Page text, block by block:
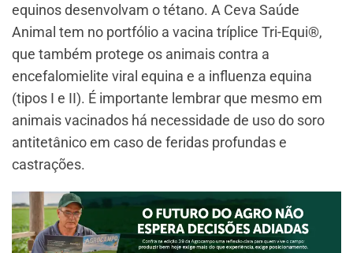
equinos desenvolvam o tétano. A Ceva Saúde
Animal tem no portfólio a vacina tríplice Tri-Equi®,
que também protege os animais contra a
encefalomielite viral equina e a influenza equina
(tipos I e II). É importante lembrar que mesmo em
animais vacinados há necessidade de uso do soro
antitetânico em caso de feridas profundas e
castrações.